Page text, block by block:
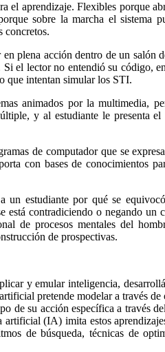
aprendizaje. Flexibles porque
sobre la marcha el sistema
concretos.
plena acción dentro de un
el lector no entendió su código,
que intentan simular los STI.
animados por la multimedia,
y al estudiante le presenta
de computador que se
con bases de conocimientos
un estudiante por qué se
está contradiciendo o negando
de procesos mentales del
de prospectivas.
y emular inteligencia,
pretende modelar a través
de su acción específica a través
(IA) imita estos
de búsqueda, técnicas de